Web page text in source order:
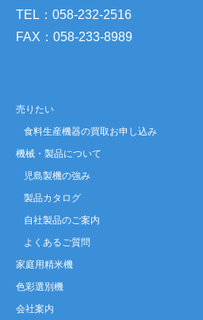
TEL：058-232-2516
FAX：058-233-8989
売りたい
食料生産機器の買取お申し込み
機械・製品について
児島製機の強み
製品カタログ
自社製品のご案内
よくあるご質問
家庭用精米機
色彩選別機
会社案内